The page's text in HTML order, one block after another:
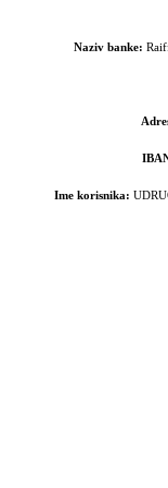
Naziv banke:
Ime korisnika: